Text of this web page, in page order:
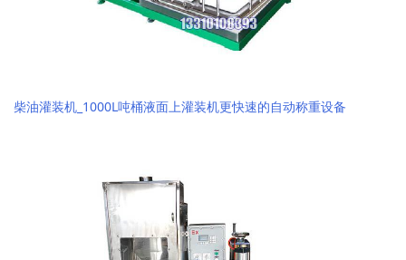
柴油灌装机_1000L吨桶液面上灌装机更快速的自动称重设备